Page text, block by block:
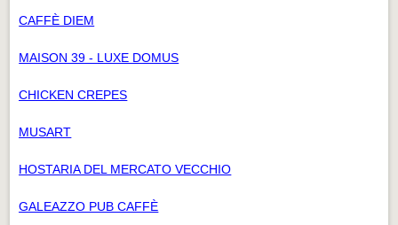
CAFFÈ DIEM
MAISON 39 - LUXE DOMUS
CHICKEN CREPES
MUSART
HOSTARIA DEL MERCATO VECCHIO
GALEAZZO PUB CAFFÈ